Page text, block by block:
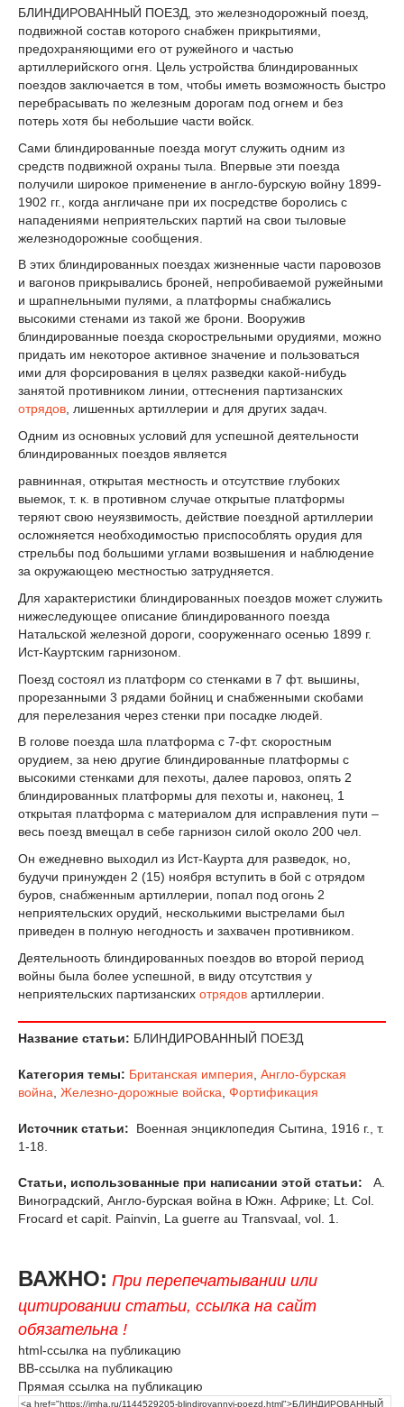
БЛИНДИРОВАННЫЙ ПОЕЗД, это железнодорожный поезд,
подвижной состав которого снабжен прикрытиями,
предохраняющими его от ружейного и частью
артиллерийского огня. Цель устройства блиндированных
поездов заключается в том, чтобы иметь возможность быстро
перебрасывать по железным дорогам под огнем и без
потерь хотя бы небольшие части войск.
Сами блиндированные поезда могут служить одним из
средств подвижной охраны тыла. Впервые эти поезда
получили широкое применение в англо-бурскую войну 1899-
1902 гг., когда англичане при их посредстве боролись с
нападениями неприятельских партий на свои тыловые
железнодорожные сообщения.
В этих блиндированных поездах жизненные части паровозов
и вагонов прикрывались броней, непробиваемой ружейными
и шрапнельными пулями, а платформы снабжались
высокими стенами из такой же брони. Вооружив
блиндированные поезда скорострельными орудиями, можно
придать им некоторое активное значение и пользоваться
ими для форсирования в целях разведки какой-нибудь
занятой противником линии, оттеснения партизанских
отрядов, лишенных артиллерии и для других задач.
Одним из основных условий для успешной деятельности
блиндированных поездов является
равнинная, открытая местность и отсутствие глубоких
выемок, т. к. в противном случае открытые платформы
теряют свою неуязвимость, действие поездной артиллерии
осложняется необходимостью приспособлять орудия для
стрельбы под большими углами возвышения и наблюдение
за окружающею местностью затрудняется.
Для характеристики блиндированных поездов может служить
нижеследующее описание блиндированного поезда
Натальской железной дороги, сооруженнаго осенью 1899 г.
Ист-Кауртским гарнизоном.
Поезд состоял из платформ со стенками в 7 фт. вышины,
прорезанными 3 рядами бойниц и снабженными скобами
для перелезания через стенки при посадке людей.
В голове поезда шла платформа с 7-фт. скоростным
орудием, за нею другие блиндированные платформы с
высокими стенками для пехоты, далее паровоз, опять 2
блиндированных платформы для пехоты и, наконец, 1
открытая платформа с материалом для исправления пути –
весь поезд вмещал в себе гарнизон силой около 200 чел.
Он ежедневно выходил из Ист-Каурта для разведок, но,
будучи принужден 2 (15) ноября вступить в бой с отрядом
буров, снабженным артиллерии, попал под огонь 2
неприятельских орудий, несколькими выстрелами был
приведен в полную негодность и захвачен противником.
Деятельнооть блиндированных поездов во второй период
войны была более успешной, в виду отсутствия у
неприятельских партизанских отрядов артиллерии.
Название статьи: БЛИНДИРОВАННЫЙ ПОЕЗД
Категория темы: Британская империя Англо-бурская
война Железно-дорожные войска Фортификация
Источник статьи:
Военная энциклопедия Сытина, 1916 г., т.
1-18.
Статьи, использованные при написании этой статьи:
А.
Виноградский, Англо-бурская война в Южн. Африке; Lt. Col.
Frocard et capit. Painvin, La guerre au Transvaal, vol. 1.
ВАЖНО: При перепечатывании или
цитировании статьи, ссылка на сайт
обязательна !
html-ссылка на публикацию
BB-ссылка на публикацию
Прямая ссылка на публикацию